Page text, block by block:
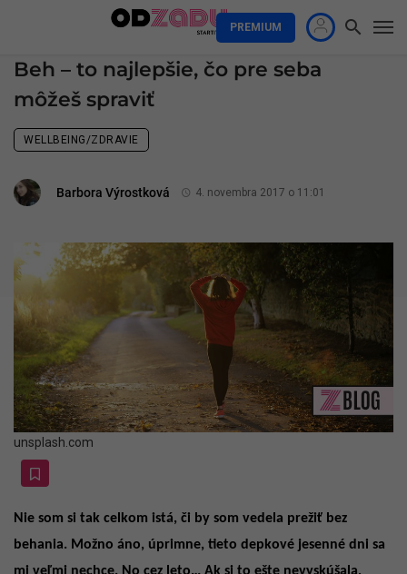
PREMIUM
Beh – to najlepšie, čo pre seba
môžeš spraviť
WELLBEING/ZDRAVIE
Barbora Výrostková 4. novembra 2017 o 11:01
unsplash.com
Nie som si tak celkom istá, či by som vedela prežiť bez
behania. Možno áno, úprimne, tieto depkové jesenné dni sa